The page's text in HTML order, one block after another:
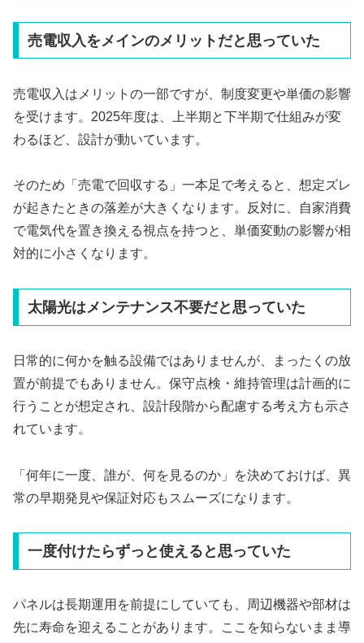
売電収入をメインのメリットだと思っていた
売電収入はメリットの一部ですが、制度変更や単価の影響
を受けます。2025年度は、上半期と下半期で仕組みが変
わるほど、設計が動いています。
そのため「売電で回収する」一本足で考えると、想定ズレ
が起きたときの落差が大きくなります。反対に、自家消費
で電気代を置き換える視点を持つと、単価変動の影響が相
対的に小さくなります。
太陽光はメンテナンス不要だと思っていた
日常的に何かを触る設備ではありませんが、まったくの放
置が前提でもありません。保守点検・維持管理は計画的に
行うことが想定され、設計段階から配慮する考え方も示さ
れています。
「何年に一度、誰が、何を見るのか」を決めておけば、異
常の早期発見や保証対応もスムーズになります。
一度付けたらずっと使えると思っていた
パネルは長期運用を前提にしていても、周辺機器や部材は
先に寿命を迎えることがあります。ここを知らないまま導